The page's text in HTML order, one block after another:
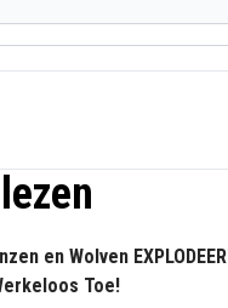
en Wolven
Toe!